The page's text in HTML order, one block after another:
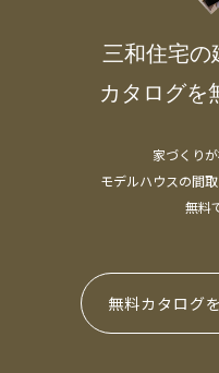
三和住宅の
カタログを
家づくり
モデルハウスの間
無料
無料カタログ